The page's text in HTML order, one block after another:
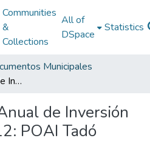
Communities
&
Collections
All of
DSpace
Statistics
Municipales
Plan Operativo Anual de Inversión Tadó Chocó 2012: POAI Tadó Chocó 2012
de Inversión
POAI Tadó